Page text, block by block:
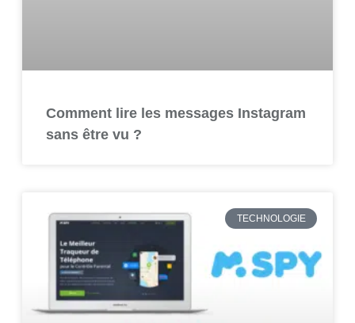
Comment lire les messages Instagram
sans être vu ?
TECHNOLOGIE